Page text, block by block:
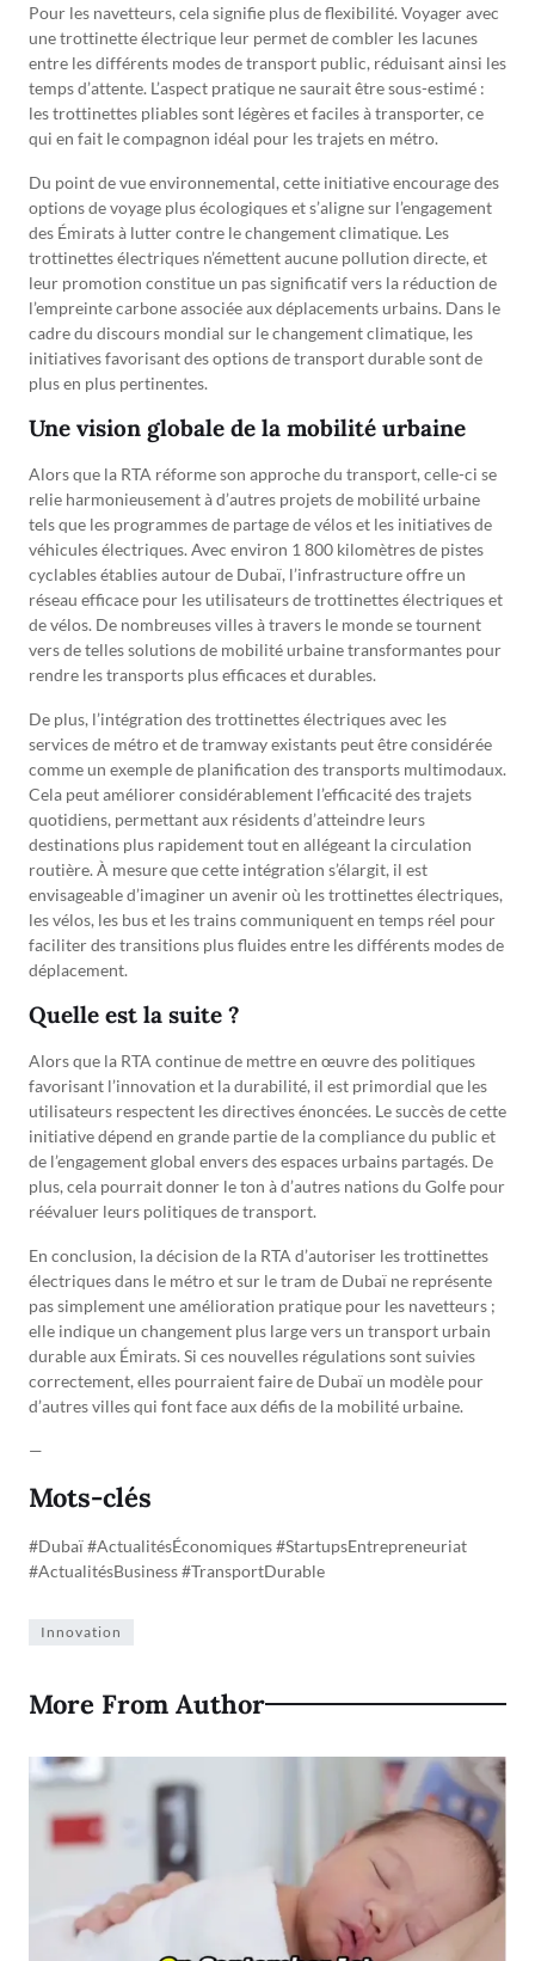
Pour les navetteurs, cela signifie plus de flexibilité. Voyager avec
une trottinette électrique leur permet de combler les lacunes
entre les différents modes de transport public, réduisant ainsi les
temps d’attente. L’aspect pratique ne saurait être sous-estimé :
les trottinettes pliables sont légères et faciles à transporter, ce
qui en fait le compagnon idéal pour les trajets en métro.
Du point de vue environnemental, cette initiative encourage des
options de voyage plus écologiques et s’aligne sur l’engagement
des Émirats à lutter contre le changement climatique. Les
trottinettes électriques n’émettent aucune pollution directe, et
leur promotion constitue un pas significatif vers la réduction de
l’empreinte carbone associée aux déplacements urbains. Dans le
cadre du discours mondial sur le changement climatique, les
initiatives favorisant des options de transport durable sont de
plus en plus pertinentes.
Une vision globale de la mobilité urbaine
Alors que la RTA réforme son approche du transport, celle-ci se
relie harmonieusement à d’autres projets de mobilité urbaine
tels que les programmes de partage de vélos et les initiatives de
véhicules électriques. Avec environ 1 800 kilomètres de pistes
cyclables établies autour de Dubaï, l’infrastructure offre un
réseau efficace pour les utilisateurs de trottinettes électriques et
de vélos. De nombreuses villes à travers le monde se tournent
vers de telles solutions de mobilité urbaine transformantes pour
rendre les transports plus efficaces et durables.
De plus, l’intégration des trottinettes électriques avec les
services de métro et de tramway existants peut être considérée
comme un exemple de planification des transports multimodaux.
Cela peut améliorer considérablement l’efficacité des trajets
quotidiens, permettant aux résidents d’atteindre leurs
destinations plus rapidement tout en allégeant la circulation
routière. À mesure que cette intégration s’élargit, il est
envisageable d’imaginer un avenir où les trottinettes électriques,
les vélos, les bus et les trains communiquent en temps réel pour
faciliter des transitions plus fluides entre les différents modes de
déplacement.
Quelle est la suite ?
Alors que la RTA continue de mettre en œuvre des politiques
favorisant l’innovation et la durabilité, il est primordial que les
utilisateurs respectent les directives énoncées. Le succès de cette
initiative dépend en grande partie de la compliance du public et
de l’engagement global envers des espaces urbains partagés. De
plus, cela pourrait donner le ton à d’autres nations du Golfe pour
réévaluer leurs politiques de transport.
En conclusion, la décision de la RTA d’autoriser les trottinettes
électriques dans le métro et sur le tram de Dubaï ne représente
pas simplement une amélioration pratique pour les navetteurs ;
elle indique un changement plus large vers un transport urbain
durable aux Émirats. Si ces nouvelles régulations sont suivies
correctement, elles pourraient faire de Dubaï un modèle pour
d’autres villes qui font face aux défis de la mobilité urbaine.
—
Mots-clés
#Dubaï #ActualitésÉconomiques #StartupsEntrepreneuriat
#ActualitésBusiness #TransportDurable
Innovation
More From Author